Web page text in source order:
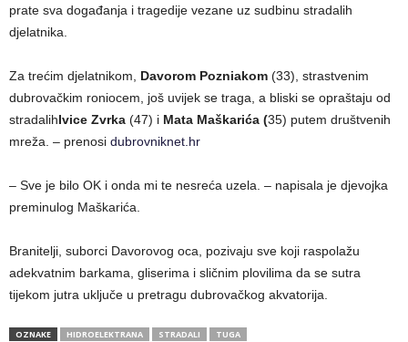
prate sva događanja i tragedije vezane uz sudbinu stradalih
djelatnika.
Za trećim djelatnikom, Davorom Pozniakom (33), strastvenim
dubrovačkim roniocem, još uvijek se traga, a bliski se opraštaju od
stradalihIvice Zvrka (47) i Mata Maškarića (35) putem društvenih
mreža. – prenosi dubrovniknet.hr
– Sve je bilo OK i onda mi te nesreća uzela. – napisala je djevojka
preminulog Maškarića.
Branitelji, suborci Davorovog oca, pozivaju sve koji raspolažu
adekvatnim barkama, gliserima i sličnim plovilima da se sutra
tijekom jutra uključe u pretragu dubrovačkog akvatorija.
OZNAKE HIDROELEKTRANA STRADALI TUGA